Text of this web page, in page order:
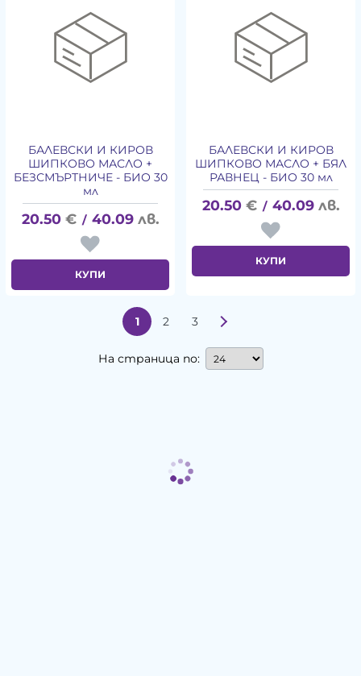
БАЛЕВСКИ И КИРОВ
ШИПКОВО МАСЛО +
БЕЗСМЪРТНИЧЕ - БИО 30
мл
20.50 € / 40.09 лв.
КУПИ
БАЛЕВСКИ И КИРОВ
ШИПКОВО МАСЛО + БЯЛ
РАВНЕЦ - БИО 30 мл
20.50 € / 40.09 лв.
КУПИ
1 2 3
На страница по: